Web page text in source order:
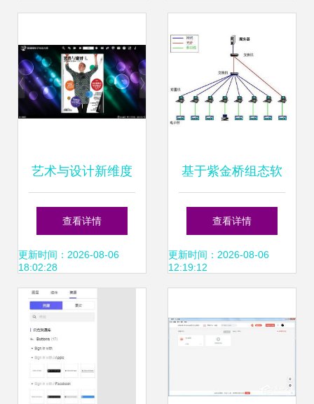
艺术与设计新维度
名编辑电子杂志制
作软件引领数字动
漫制作革命
查看详情
更新时间：2026-08-06
18:02:28
基于紫金桥组态软
件的生产产品管理
系统设计与实现
查看详情
更新时间：2026-08-06
12:19:12